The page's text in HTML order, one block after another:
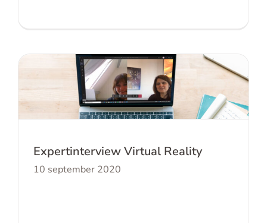
Expertinterview Virtual Reality
Expertinterview Virtual Reality
10 september 2020